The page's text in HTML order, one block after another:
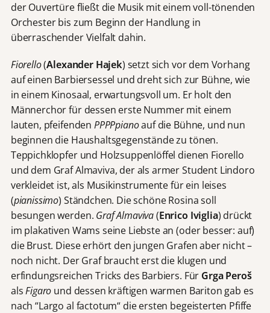
der Ouvertüre fließt die Musik mit einem voll-tönenden
Orchester bis zum Beginn der Handlung in
überraschender Vielfalt dahin.
Fiorello(Alexander Hajek) setzt sich vor dem Vorhang
auf einen Barbiersessel und dreht sich zur Bühne, wie
in einem Kinosaal, erwartungsvoll um. Er holt den
Männerchor für dessen erste Nummer mit einem
lauten, pfeifenden PPPPpianoauf die Bühne, und nun
beginnen die Haushaltsgegenstände zu tönen.
Teppichklopfer und Holzsuppenlöffel dienen Fiorello
und dem Graf Almaviva, der als armer Student Lindoro
verkleidet ist, als Musikinstrumente für ein leises
(pianissimo) Ständchen. Die schöne Rosina soll
besungen werden. Graf Almaviva(Enrico Iviglia) drückt
im plakativen Wams seine Liebste an (oder besser: auf)
die Brust. Diese erhört den jungen Grafen aber nicht –
noch nicht. Der Graf braucht erst die klugen und
erfindungsreichen Tricks des Barbiers. Für Grga Peroš
alsFigaro und dessen kräftigen warmen Bariton gab es
nach “Largo al factotum“ die ersten begeisterten Pfiffe